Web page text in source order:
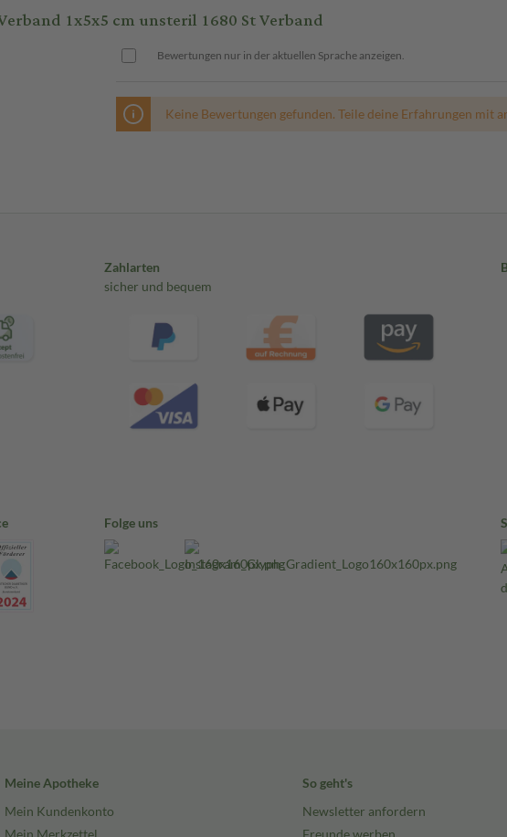
1x5x5 cm unsteril 1680 St Verband
Bewertungen nur in der aktuellen Sprache anzeigen.
Keine Bewertungen gefunden. Teile deine Erfahrungen mit
Zahlarten
sicher und bequem
Folge uns
Meine Apotheke
Mein Kundenkonto
Mein Merkzettel
So geht's
Newsletter anfordern
Freunde werben